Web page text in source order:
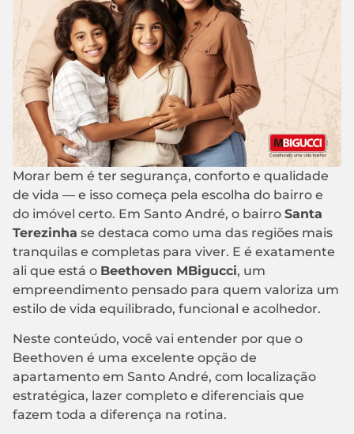
Morar bem é ter segurança, conforto e qualidade
de vida — e isso começa pela escolha do bairro e
do imóvel certo. Em Santo André, o bairro Santa
Terezinha se destaca como uma das regiões mais
tranquilas e completas para viver. E é exatamente
ali que está o Beethoven MBigucci, um
empreendimento pensado para quem valoriza um
estilo de vida equilibrado, funcional e acolhedor.
Neste conteúdo, você vai entender por que o
Beethoven é uma excelente opção de
apartamento em Santo André, com localização
estratégica, lazer completo e diferenciais que
fazem toda a diferença na rotina.